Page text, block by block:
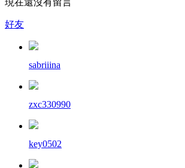
好友
sabriiina
zxc330990
key0502